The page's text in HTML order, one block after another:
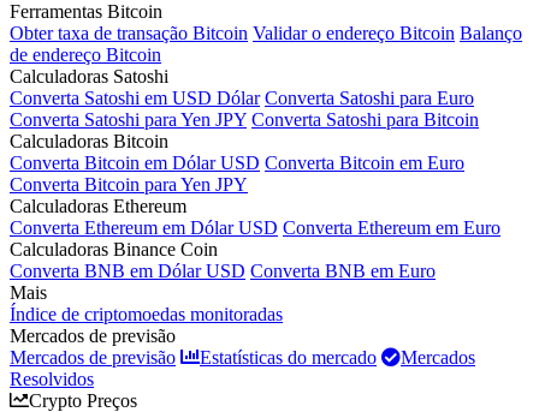
Ferramentas Bitcoin
Obter taxa de transação Bitcoin Validar o endereço Bitcoin Balanço
de endereço Bitcoin
Calculadoras Satoshi
Converta Satoshi em USD Dólar Converta Satoshi para Euro
Converta Satoshi para Yen JPY Converta Satoshi para Bitcoin
Calculadoras Bitcoin
Converta Bitcoin em Dólar USD Converta Bitcoin em Euro
Converta Bitcoin para Yen JPY
Calculadoras Ethereum
Converta Ethereum em Dólar USD Converta Ethereum em Euro
Calculadoras Binance Coin
Converta BNB em Dólar USD Converta BNB em Euro
Mais
Índice de criptomoedas monitoradas
Mercados de previsão
Mercados de previsão
Estatísticas do mercado
Mercados
Resolvidos
Crypto Preços